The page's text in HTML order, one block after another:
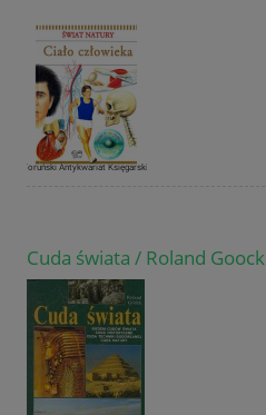
Cuda świata / Roland Goock